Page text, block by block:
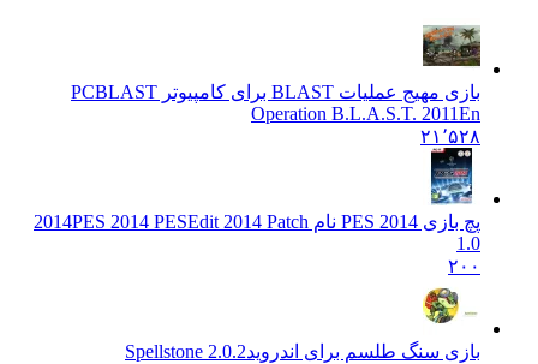
بازی مهیج عملیات BLAST برای کامپیوتر PC
BLAST
Operation B.L.A.S.T. 2011En
۲۱٬۵۲۸
پچ بازی PES 2014 نام 2014
PES 2014 PESEdit 2014 Patch
بازی سنگ طلسم برای اندروید 2.0.2 Spellstone